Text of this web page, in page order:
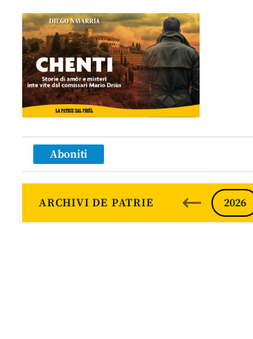
Aboniti
ARCHIVI DE PATRIE 2026